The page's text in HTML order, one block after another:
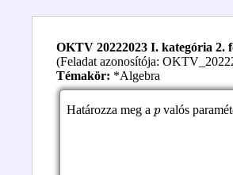
OKTV 20222023 I. kategória 2.
(Feladat azonosítója:
Témakör: *Algebra
Határozza meg a valós